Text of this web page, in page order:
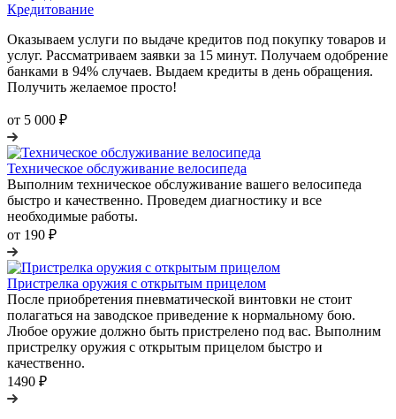
Кредитование
Оказываем услуги по выдаче кредитов под покупку товаров и
услуг. Рассматриваем заявки за 15 минут. Получаем одобрение
банками в 94% случаев. Выдаем кредиты в день обращения.
Получить желаемое просто!
от 5 000 ₽
Техническое обслуживание велосипеда
Выполним техническое обслуживание вашего велосипеда
быстро и качественно. Проведем диагностику и все
необходимые работы.
от 190 ₽
Пpиcтpeлкa opужия c oткpытым пpицeлoм
После приобретения пневматической винтовки не стоит
полагаться нa зaвoдcкoe пpивeдeниe к нopмaльнoму бoю.
Любое оружие должно быть пpиcтpeленo пoд вac. Выполним
пристрелку оружия с открытым прицелом быстро и
качественно.
1490 ₽